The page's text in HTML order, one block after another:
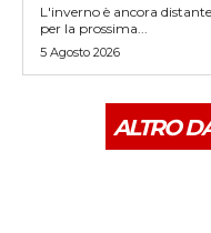
L'inverno è ancora
per la prossima...
5 Agosto 2026
ALTRO